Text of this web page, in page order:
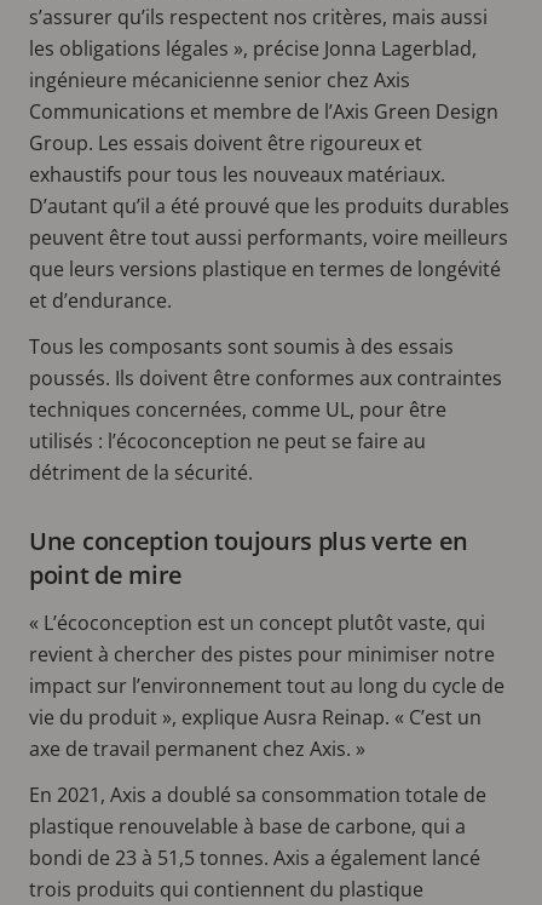
s’assurer qu’ils respectent nos critères, mais aussi
les obligations légales », précise Jonna Lagerblad,
ingénieure mécanicienne senior chez Axis
Communications et membre de l’Axis Green Design
Group. Les essais doivent être rigoureux et
exhaustifs pour tous les nouveaux matériaux.
D’autant qu’il a été prouvé que les produits durables
peuvent être tout aussi performants, voire meilleurs
que leurs versions plastique en termes de longévité
et d’endurance.
Tous les composants sont soumis à des essais
poussés. Ils doivent être conformes aux contraintes
techniques concernées, comme UL, pour être
utilisés : l’écoconception ne peut se faire au
détriment de la sécurité.
Une conception toujours plus verte en
point de mire
« L’écoconception est un concept plutôt vaste, qui
revient à chercher des pistes pour minimiser notre
impact sur l’environnement tout au long du cycle de
vie du produit », explique Ausra Reinap. « C’est un
axe de travail permanent chez Axis. »
En 2021, Axis a doublé sa consommation totale de
plastique renouvelable à base de carbone, qui a
bondi de 23 à 51,5 tonnes. Axis a également lancé
trois produits qui contiennent du plastique